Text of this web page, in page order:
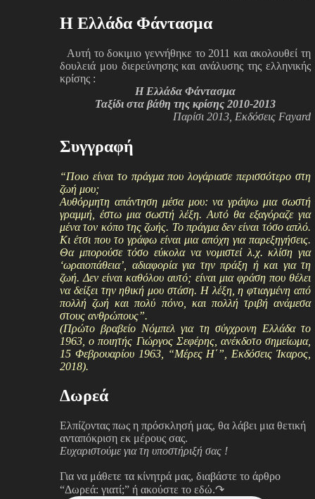
H Ελλάδα Φάντασμα
Αυτή το δοκιμιο γεννήθηκε το 2011 και ακολουθεί τη
δουλειά μου διερεύνησης και ανάλυσης της ελληνικής
κρίσης :
H Ελλάδα Φάντασμα
Ταξίδι στα βάθη της κρίσης 2010-2013
Παρίσι 2013, Εκδόσεις Fayard
Συγγραφή
“Ποιο είναι το πράγμα που λογάριασε περισσότερο στη
ζωή μου;
Αυθόρμητη απάντηση μέσα μου: να γράψω μια σωστή
γραμμή, έστω μια σωστή λέξη. Αυτό θα εξαγόραζε για
μένα τον κόπο της ζωής. Το πράγμα δεν είναι τόσο απλό.
Κι έτσι που το γράφω είναι μια απόχη για παρεξηγήσεις.
Θα μπορούσε τόσο εύκολα να νομιστεί λ.χ. κλίση για
‘ωραιοπάθεια’, αδιαφορία για την πράξη ή και για τη
ζωή. Δεν είναι καθόλου αυτό; είναι μια φράση που θέλει
να δείξει την ηθική μου στάση. Η λέξη, η φτιαγμένη από
πολλή ζωή και πολύ πόνο, και πολλή τριβή ανάμεσα
στους ανθρώπους”.
(Πρώτο βραβείο Νόμπελ για τη σύγχρονη Ελλάδα το
1963, ο ποιητής Γιώργος Σεφέρης, ανέκδοτο σημείωμα,
15 Φεβρουαρίου 1963, “Μέρες Η΄”, Εκδόσεις Ίκαρος,
2018).
Δωρεά
Ελπίζοντας πως η πρόσκλησή μας, θα λάβει μια θετική
ανταπόκριση εκ μέρους σας.
Ευχαριστούμε για τη υποστήριξή σας !
Για να μάθετε τα κίνητρά μας, διαβάστε το άρθρο
“Δωρεά: γιατί;” ή ακούστε το εδώ.↷